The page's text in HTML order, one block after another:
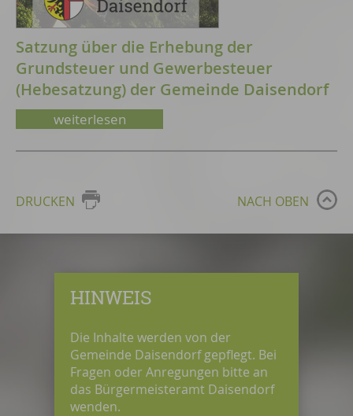
Satzung über die Erhebung der
Grundsteuer und Gewerbesteuer
(Hebesatzung) der Gemeinde Daisendorf
weiterlesen
DRUCKEN NACH OBEN
HINWEIS
Die Inhalte werden von der
Gemeinde Daisendorf gepflegt. Bei
Fragen oder Anregungen bitte an
das Bürgermeisteramt Daisendorf
wenden.